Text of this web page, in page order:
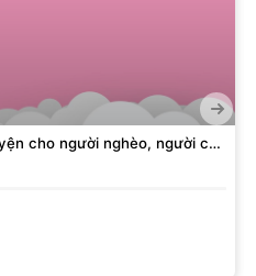
cho người nghèo, người có